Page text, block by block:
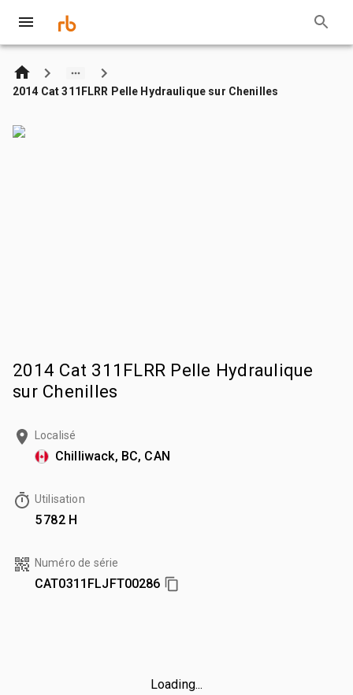
2014 Cat 311FLRR Pelle Hydraulique sur Chenilles
2014 Cat 311FLRR Pelle Hydraulique
sur Chenilles
Localisé
Chilliwack, BC, CAN
Utilisation
5 782 H
Numéro de série
CAT0311FLJFT00286
Loading...